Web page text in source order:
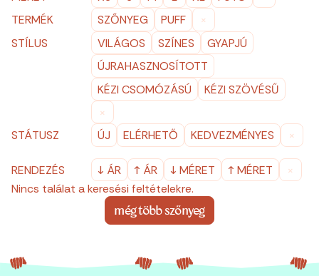
TERMÉK
SZŐNYEG PUFF
×
STÍLUS
VILÁGOS SZÍNES
GYAPJÚ
ÚJRAHASZNOSÍTOTT
KÉZI CSOMÓZÁSÚ
KÉZI SZÖVÉSŰ
×
STÁTUSZ
ÚJ ELÉRHETŐ KEDVEZMÉNYES ×
RENDEZÉS ↓ ÁR ↑ ÁR ↓ MÉRET ↑ MÉRET
×
Nincs találat a keresési feltételekre.
még több szőnyeg